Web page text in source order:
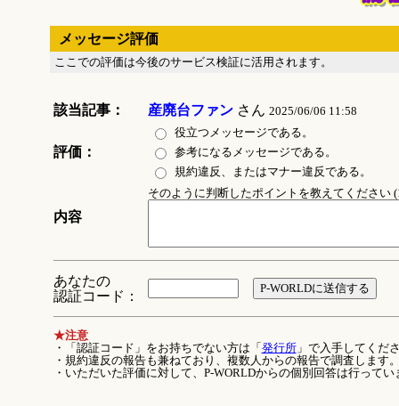
メッセージ評価
ここでの評価は今後のサービス検証に活用されます。
該当記事： 産廃台ファンさん 2025/06/06 11:58
評価：
役立つメッセージである。
参考になるメッセージである。
規約違反、またはマナー違反である。
内容
そのように判断したポイントを教えてください
あなたの
認証コード：
★注意
・「認証コード」をお持ちでない方は「 発行所」で入手してくだ
・規約違反の報告も兼ねており、複数人からの報告で調査します
・いただいた評価に対して、P-WORLDからの個別回答は行ってい